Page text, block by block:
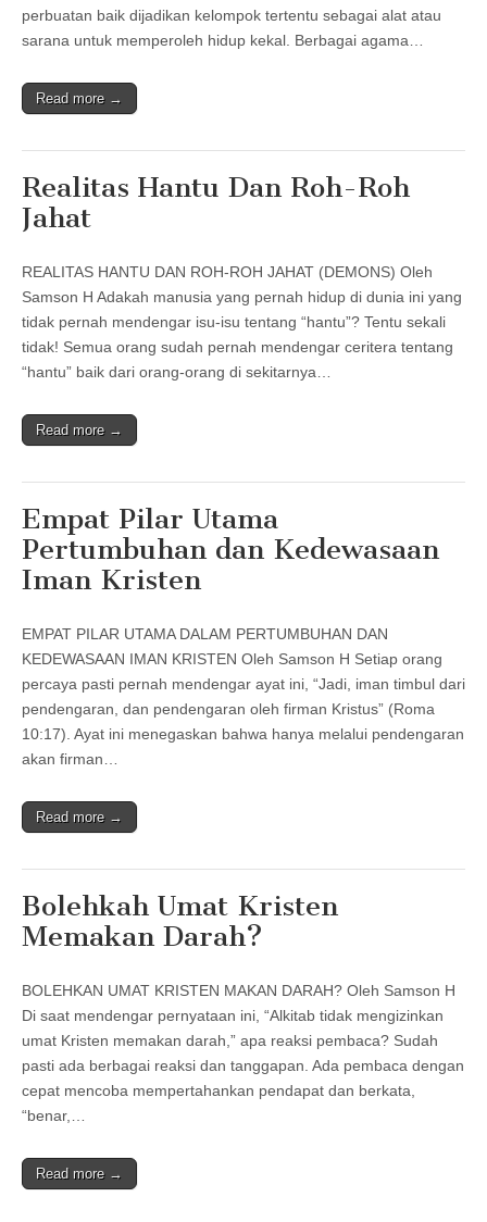
perbuatan baik dijadikan kelompok tertentu sebagai alat atau
sarana untuk memperoleh hidup kekal. Berbagai agama…
Read more →
Realitas Hantu Dan Roh-Roh
Jahat
REALITAS HANTU DAN ROH-ROH JAHAT (DEMONS) Oleh
Samson H Adakah manusia yang pernah hidup di dunia ini yang
tidak pernah mendengar isu-isu tentang “hantu”? Tentu sekali
tidak! Semua orang sudah pernah mendengar ceritera tentang
“hantu” baik dari orang-orang di sekitarnya…
Read more →
Empat Pilar Utama
Pertumbuhan dan Kedewasaan
Iman Kristen
EMPAT PILAR UTAMA DALAM PERTUMBUHAN DAN
KEDEWASAAN IMAN KRISTEN Oleh Samson H Setiap orang
percaya pasti pernah mendengar ayat ini, “Jadi, iman timbul dari
pendengaran, dan pendengaran oleh firman Kristus” (Roma
10:17). Ayat ini menegaskan bahwa hanya melalui pendengaran
akan firman…
Read more →
Bolehkah Umat Kristen
Memakan Darah?
BOLEHKAN UMAT KRISTEN MAKAN DARAH? Oleh Samson H
Di saat mendengar pernyataan ini, “Alkitab tidak mengizinkan
umat Kristen memakan darah,” apa reaksi pembaca? Sudah
pasti ada berbagai reaksi dan tanggapan. Ada pembaca dengan
cepat mencoba mempertahankan pendapat dan berkata,
“benar,…
Read more →